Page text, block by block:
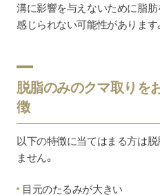
溝に影響を与えないために脂肪
感じられない可能性があります
脱脂のみのクマ取りを
徴
以下の特徴に当てはまる方は
ません。
目元のたるみが大きい